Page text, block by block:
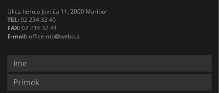
Ulica heroja Jevtiča 11, 2000 Maribor
TEL:02 234 32 40
FAX:02 234 32 44
E-mail:office-mb@webo.si